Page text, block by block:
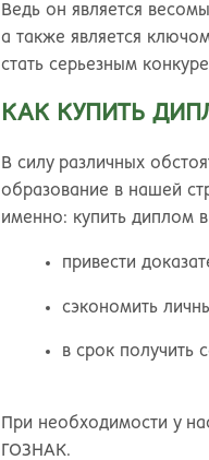
Ведь он является
а также является
стать серьезным
КАК КУПИТЬ
В силу различных
образование в нашей
именно: купить диплом
привести
сэкономить
в срок получить
При необходимости у
ГОЗНАК.